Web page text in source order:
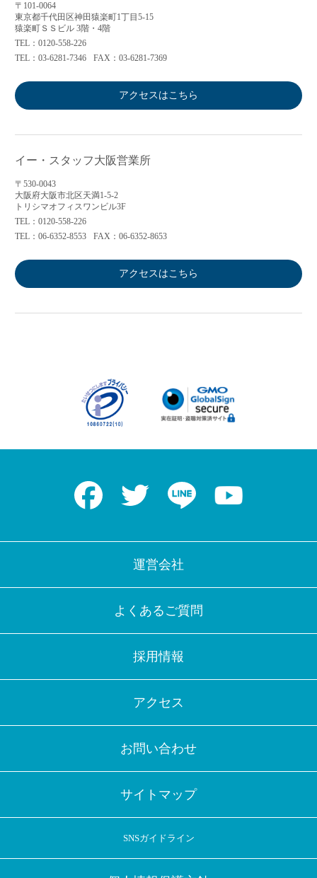
〒101-0064
東京都千代田区神田猿楽町1丁目5-15
猿楽町ＳＳビル 3階・4階
TEL：0120-558-226
TEL：03-6281-7346
FAX：03-6281-7369
アクセスはこちら
イー・スタッフ大阪営業所
〒530-0043
大阪府大阪市北区天満1-5-2
トリシマオフィスワンビル3F
TEL：0120-558-226
TEL：06-6352-8553
FAX：06-6352-8653
アクセスはこちら
Facebook Twitter LINE
運営会社
よくあるご質問
採用情報
アクセス
お問い合わせ
サイトマップ
SNSガイドライン